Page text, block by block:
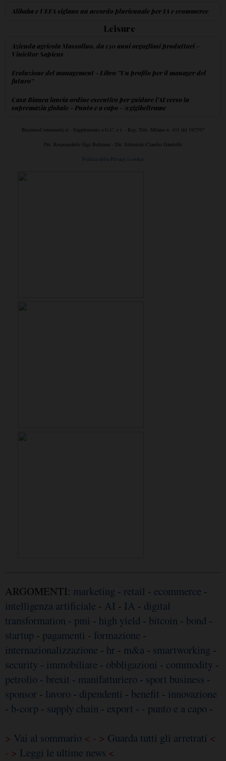
Alibaba e UEFA siglano un accordo pluriennale per IA e ecommerce
Leisure
Azienda agricola Massolino, da 130 anni orgogliosi produttori -
Vinicitor Sapiens
Evoluzione del management - Libro ''Un profilo per il manager del
futuro''
Casa Bianca lancia ordine esecutivo per guidare l'AI verso la
supremazia globale - Punto e a capo - @gigibeltrame
BusinessCommunity.it - Supplemento a G.C. e t. - Reg. Trib. Milano n. 431 del 19/7/97
Dir. Responsabile Gigi Beltrame - Dir. Editoriale Claudio Gandolfo
Politica della Privacy e cookie
ARGOMENTI: marketing - retail - ecommerce -
intelligenza artificiale - AI - IA - digital
transformation - pmi - high yield - bitcoin - bond -
startup - pagamenti - formazione -
internazionalizzazione - hr - m&a - smartworking -
security - immobiliare - obbligazioni - commodity -
petrolio - brexit - manifatturiero - sport business -
sponsor - lavoro - dipendenti - benefit - innovazione
- b-corp - supply chain - export - - punto e a capo -
> Vai al sommario < - > Guarda tutti gli arretrati <
- > Leggi le ultime news <